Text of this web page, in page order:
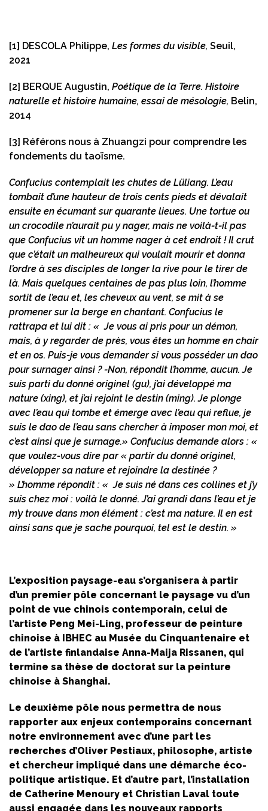
[1] DESCOLA Philippe, Les formes du visible, Seuil,
2021
[2] BERQUE Augustin, Poétique de la Terre. Histoire
naturelle et histoire humaine, essai de mésologie, Belin,
2014
[3] Référons nous à Zhuangzi pour comprendre les
fondements du taoïsme.
Confucius contemplait les chutes de Lüliang. L’eau
tombait d’une hauteur de trois cents pieds et dévalait
ensuite en écumant sur quarante lieues. Une tortue ou
un crocodile n’aurait pu y nager, mais ne voilà-t-il pas
que Confucius vit un homme nager à cet endroit ! Il crut
que c’était un malheureux qui voulait mourir et donna
l’ordre à ses disciples de longer la rive pour le tirer de
là. Mais quelques centaines de pas plus loin, l’homme
sortit de l’eau et, les cheveux au vent, se mit à se
promener sur la berge en chantant. Confucius le
rattrapa et lui dit : « Je vous ai pris pour un démon,
mais, à y regarder de près, vous êtes un homme en chair
et en os. Puis-je vous demander si vous posséder un dao
pour surnager ainsi ?-Non, répondit l’homme, aucun. Je
suis parti du donné originel (gu), j’ai développé ma
nature (xing), et j’ai rejoint le destin (ming). Je plonge
avec l’eau qui tombe et émerge avec l’eau qui reflue, je
suis le dao de l’eau sans chercher à imposer mon moi, et
c’est ainsi que je surnage.» Confucius demande alors : «
que voulez-vous dire par « partir du donné originel,
développer sa nature et rejoindre la destinée ?
» L’homme répondit : « Je suis né dans ces collines et j’y
suis chez moi : voilà le donné. J’ai grandi dans l’eau et je
m’y trouve dans mon élément : c’est ma nature. Il en est
ainsi sans que je sache pourquoi, tel est le destin. »
L’exposition paysage-eau s’organisera à partir
d’un premier pôle concernant le paysage vu d’un
point de vue chinois contemporain, celui de
l’artiste Peng Mei-Ling, professeur de peinture
chinoise à IBHEC au Musée du Cinquantenaire et
de l’artiste finlandaise Anna-Maija Rissanen, qui
termine sa thèse de doctorat sur la peinture
chinoise à Shanghai.
Le deuxième pôle nous permettra de nous
rapporter aux enjeux contemporains concernant
notre environnement avec d’une part les
recherches d’Oliver Pestiaux, philosophe, artiste
et chercheur impliqué dans une démarche éco-
politique artistique. Et d’autre part, l’installation
de Catherine Menoury et Christian Laval toute
aussi engagée dans les nouveaux rapports